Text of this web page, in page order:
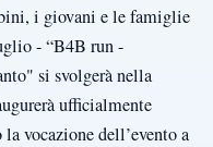
i giovani e le famiglie
- “B4B run -
si svolgerà nella
ufficialmente
vocazione dell’evento a